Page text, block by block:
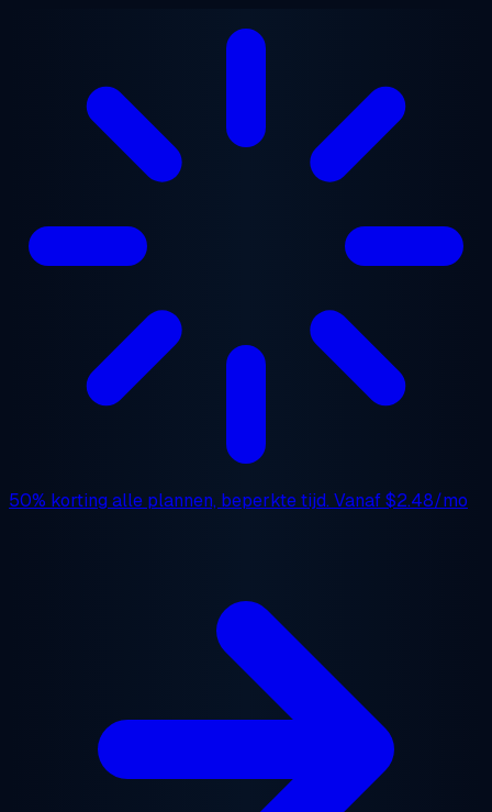
50% korting alle plannen, beperkte tijd. Vanaf$2.48/mo